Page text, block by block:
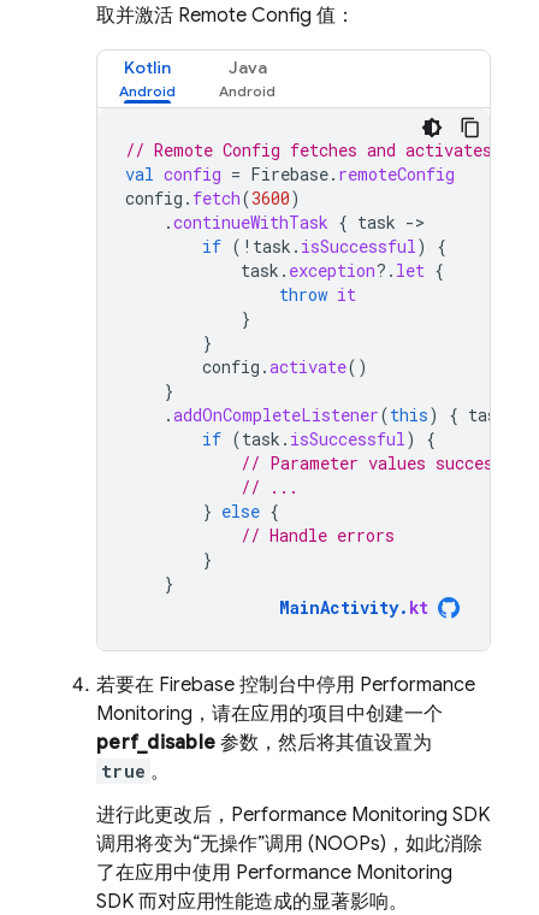
取并激活 Remote Config 值：
Kotlin Java
// Remote Config fetches and activates
val config = Firebase. remoteConfig
config . fetch(3600)
.continueWithTask { task -
if ( ! task . isSuccessful)
{
task . exception?. let {
throw it
}
}
config .activate()
}
.addOnCompleteListener(this) { task
if (task . isSuccessful)
{
// Parameter values
// ...
} else {
// Handle errors
}
}
MainActivity. kt
若要在 Firebase 控制台中停用 Performance
Monitoring ，请在应用的项目中创建一个
perf_disable 参数，然后将其值设置为
true 。
进行此更改后， Performance Monitoring SDK
调用将变为“无操作”调用 (NOOPs)，如此消除
了在应用中使用 Performance Monitoring
SDK 而对应用性能造成的显著影响。